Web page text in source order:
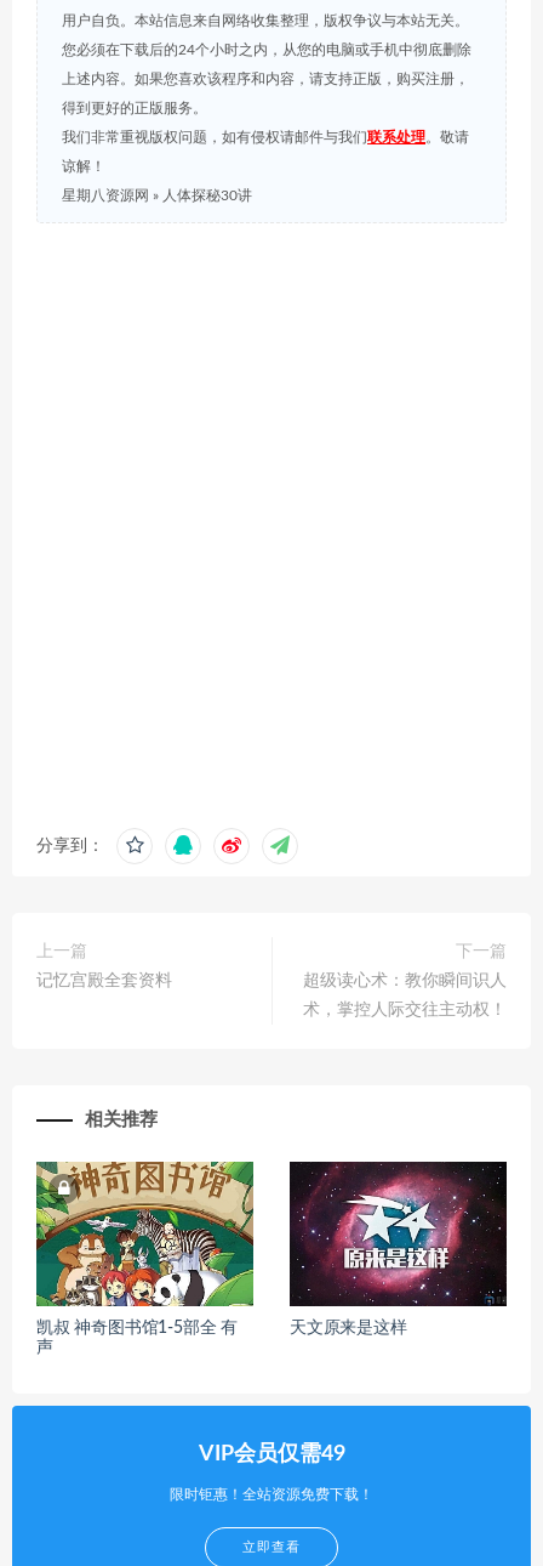
用户自负。本站信息来自网络收集整理，版权争议与本站无关。
您必须在下载后的24个小时之内，从您的电脑或手机中彻底删除
上述内容。如果您喜欢该程序和内容，请支持正版，购买注册，
得到更好的正版服务。
我们非常重视版权问题，如有侵权请邮件与我们联系处理。敬请
谅解！
星期八资源网 » 人体探秘30讲
分享到：
上一篇
记忆宫殿全套资料
下一篇
超级读心术：教你瞬间识人
术，掌控人际交往主动权！
相关推荐
凯叔 神奇图书馆1-5部全 有
声
天文原来是这样
VIP会员仅需49
限时钜惠！全站资源免费下载！
立即查看